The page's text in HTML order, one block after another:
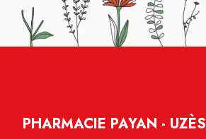
PHARMACIE PAYAN - UZÈS